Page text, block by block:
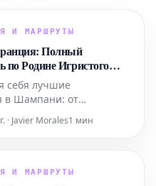
И МАРШРУТЫ
Полный
по Родине Игристого
себя лучшие
в Шампани: от
живого хип-хопа
остановиться в
· Javier Morales1 мин
И МАРШРУТЫ